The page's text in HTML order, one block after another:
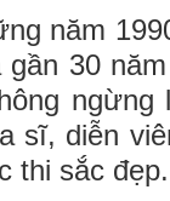
năm
30
ngừng
diễn
thi sắc đẹp.